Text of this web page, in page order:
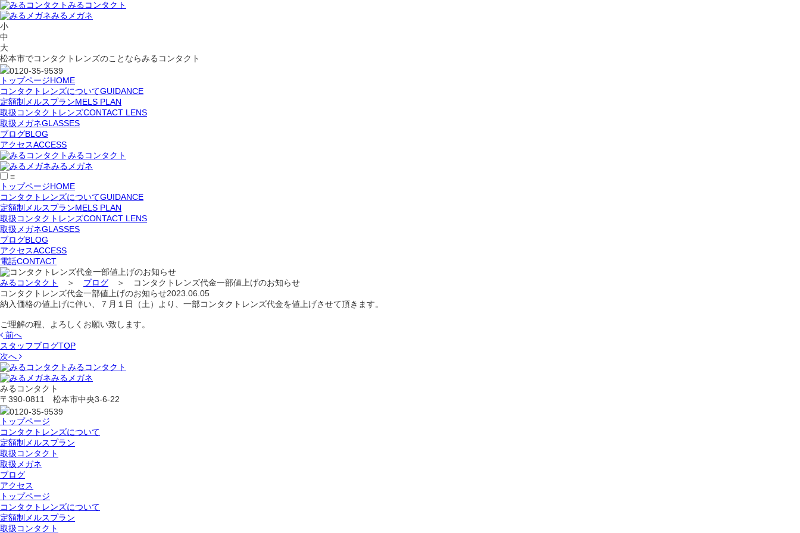
みるコンタクト
みるメガネ
小
中
大
松本市でコンタクトレンズのことならみるコンタクト
0120-35-9539
トップページHOME
コンタクトレンズについてGUIDANCE
定額制メルスプランMELS PLAN
取扱コンタクトレンズCONTACT LENS
取扱メガネGLASSES
ブログBLOG
アクセスACCESS
みるコンタクト
みるメガネ
≡
トップページHOME
コンタクトレンズについてGUIDANCE
定額制メルスプランMELS PLAN
取扱コンタクトレンズCONTACT LENS
取扱メガネGLASSES
ブログBLOG
アクセスACCESS
電話CONTACT
みるコンタクト ＞ ブログ ＞
コンタクトレンズ代金一部値上げのお知らせ
コンタクトレンズ代金一部値上げのお知らせ2023.06.05
納入価格の値上げに伴い、７月１日（土）より、一部コンタクトレンズ代金を値上げさせて頂きます。
ご理解の程、よろしくお願い致します。
前へ
スタッフブログTOP
次へ
みるコンタクト
みるメガネ
みるコンタクト
〒390-0811 松本市中央3-6-22
0120-35-9539
トップページ
コンタクトレンズについて
定額制メルスプラン
取扱コンタクト
取扱メガネ
ブログ
アクセス
トップページ
コンタクトレンズについて
定額制メルスプラン
取扱コンタクト